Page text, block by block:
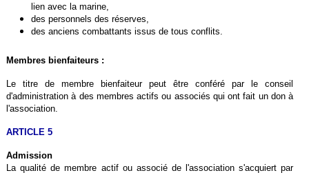
lien avec la marine,
des personnels des réserves,
des anciens combattants issus de tous conflits.
Membres bienfaiteurs :
Le titre de membre bienfaiteur peut être conféré par le conseil
d'administration à des membres actifs ou associés qui ont fait un don à
l'association.
ARTICLE 5
Admission
La qualité de membre actif ou associé de l'association s'acquiert par